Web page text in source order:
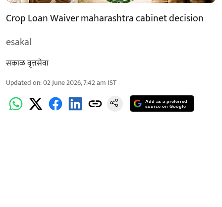
Crop Loan Waiver maharashtra cabinet decision
esakal
सकाळ वृत्तसेवा
Updated on:02 June 2026, 7:42 am IST
Add as a preferred
source on Google